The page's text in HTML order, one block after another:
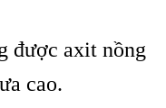
được axit nồng
cao.